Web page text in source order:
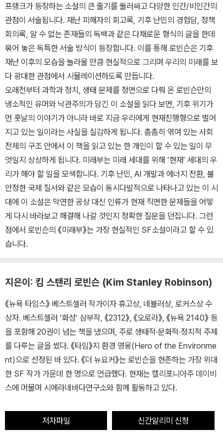
프랭크가 등장하는 소설의 큰 줄기를 둘러싸고 다양한 인간/비인간의
관점이 서술됩니다. 재난 피해자의 회고록, 기후 난민의 경험담, 정책
회의록, 알 수 없는 존재들의 독백과 같은 다채로운 형식의 글을 한데
묶어 놓은 독특한 서술 방식이 등장합니다. 이를 통해 로빈슨은 기후
재난 이후의 모습을 놀라울 만큼 현실적으로 그리며 우리의 미래를 보
다 광대한 관점에서 시뮬레이션하도록 만듭니다.
오래전부터 과학과 정치, 생태 문제를 정면으로 다뤄 온 로빈슨만의
냉소적인 유머와 낙관주의가 담긴 이 소설을 읽다 보면, 기후 위기가
먼 훗날의 이야기가 아니라 바로 지금 우리에게 현재진행형으로 벌어
지고 있는 일이라는 사실을 실감하게 됩니다. 촘촘히 엮여 있는 사회
전체의 구조 안에서 이 책을 읽고 있는 한 개인이 할 수 있는 일이 무
엇일지 상상하게 됩니다. 미래부는 미래 세대를 위해 ‘현재’ 세대의 우
리가 해야 할 일을 모색합니다. 기후 난민, AI 개발과 에너지 전환, 불
안정한 국제 질서와 같은 모습이 동시다발적으로 나타나고 있는 이 시
대에 이 소설은 막연한 공상 대신 인류가 현재 직면한 문제들을 어떻
게 다시 바라보고 해결해 나갈 것인지 정확한 질문을 던집니다. 그런
점에서 로빈슨의 《미래부》는 가장 현실적인 SF소설이라고 할 수 있
습니다.
지은이: 킴 스탠리 로빈슨 (Kim Stanley Robinson)
《뉴욕 타임스》 베스트셀러 작가이자 휴고상, 네뷸러상, 로커스상 수
상자. 베스트셀러 ‘화성’ 삼부작, 《2312》, 《오로라》, 《뉴욕 2140》 등
을 포함해 20권이 넘는 책을 냈으며, 주로 생태적·문화적·정치적 주제
를 다루는 글을 썼다. 《타임》지 환경 영웅(Hero of the Environme
nt)으로 선정된 바 있다. 《더 뉴요커》는 로빈슨을 현존하는 가장 위대
한 SF 작가 가운데 한 명으로 언급했다. 현재는 캘리포니아주 데이비
스에 머물며 시에라네바다연구소와 함께 활동하고 있다.
저자파일 신간알리미 신청